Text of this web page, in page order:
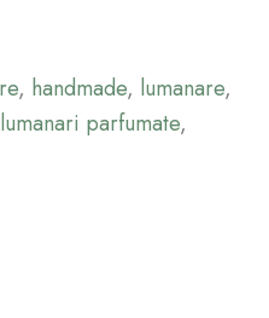
, handmade, lumanare,
lumanari parfumate,